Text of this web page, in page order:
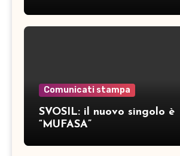
Comunicati stampa
SVOSIL: il nuovo singolo è
“MUFASA”